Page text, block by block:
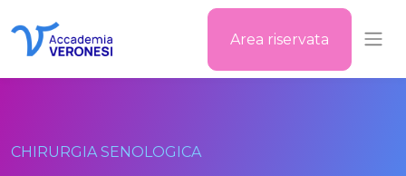
Area riservata
CHIRURGIA SENOLOGICA